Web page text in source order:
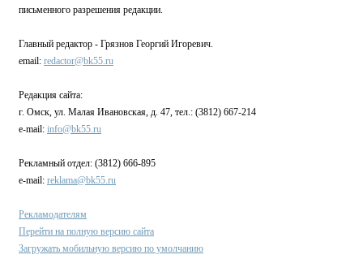
письменного разрешения редакции.
Главный редактор - Грязнов Георгий Игоревич.
email: redactor@bk55.ru
Редакция сайта:
г. Омск, ул. Малая Ивановская, д. 47, тел.: (3812) 667-214
e-mail: info@bk55.ru
Рекламный отдел: (3812) 666-895
e-mail: reklama@bk55.ru
Рекламодателям
Перейти на полную версию сайта
Загружать мобильную версию по умолчанию